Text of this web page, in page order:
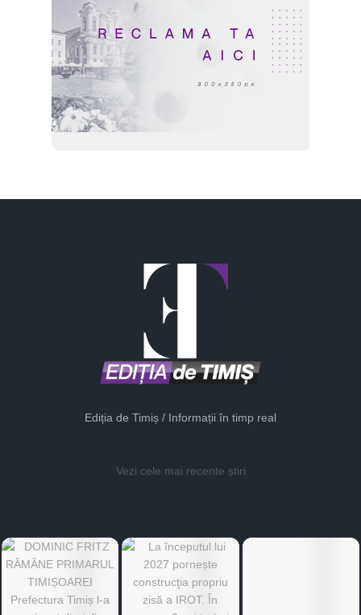
Ediția de Timiș / Informații în timp real
Vezi cele mai recente știri